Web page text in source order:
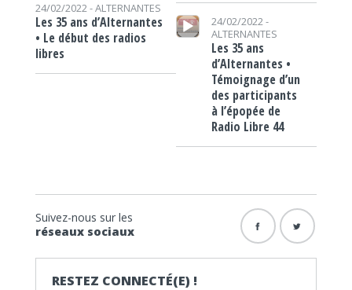
24/02/2022 -ALTERNANTES
Les 35 ans d’Alternantes
• Le début des radios
libres
Lecteur audio
24/02/2022 -
ALTERNANTES
Les 35 ans
d’Alternantes •
Témoignage d’un
des participants
à l’épopée de
Radio Libre 44
Suivez-nous sur les
réseaux sociaux
RESTEZ CONNECTÉ(E) !